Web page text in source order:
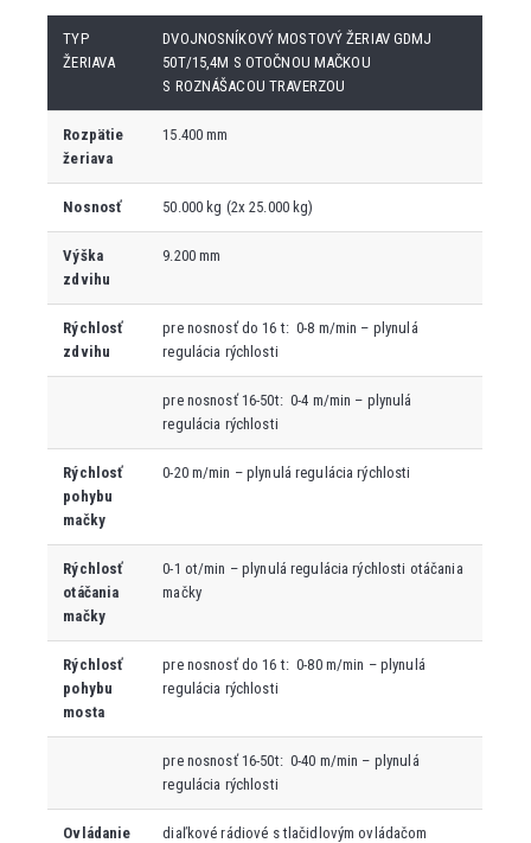
TYP
ŽERIAVA
DVOJNOSNÍKOVÝ MOSTOVÝ ŽERIAV GDMJ
50T/15,4M S OTOČNOU MAČKOU
S ROZNÁŠACOU TRAVERZOU
Rozpätie
žeriava
15.400 mm
Nosnosť 50.000 kg (2x 25.000 kg)
Výška
zdvihu
9.200 mm
Rýchlosť
zdvihu
pre nosnosť do 16 t: 0-8 m/min – plynulá
regulácia rýchlosti
pre nosnosť 16-50t: 0-4 m/min – plynulá
regulácia rýchlosti
Rýchlosť
pohybu
mačky
0-20 m/min – plynulá regulácia rýchlosti
Rýchlosť
otáčania
mačky
0-1 ot/min – plynulá regulácia rýchlosti otáčania
mačky
Rýchlosť
pohybu
mosta
pre nosnosť do 16 t: 0-80 m/min – plynulá
regulácia rýchlosti
pre nosnosť 16-50t: 0-40 m/min – plynulá
regulácia rýchlosti
Ovládanie diaľkové rádiové s tlačidlovým ovládačom